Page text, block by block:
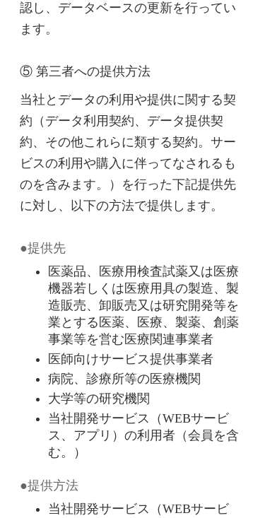
認し、データベースの更新を行ってい
ます。
⑤ 第三者への提供方法
当社とデータの利用や提供に関する契
約（データ利用契約、データ提供契
約、その他これらに類する契約。サー
ビスの利用や購入に伴ってなされるも
のを含みます。）を行った下記提供先
に対し、以下の方法で提供します。
●提供先
医薬品、医療用検査試薬又は医療
機器若しくは医療用具の製造、製
造販売、卸販売又は研究開発等を
業とする医薬、医療、製薬、創薬
事業等を営む医療関連事業者
医師向けサービス提供事業者
病院、診療所等の医療機関
大学等の研究機関
当社開発サービス（WEBサービ
ス、アプリ）の利用者（会員を含
む。）
●提供方法
当社開発サービス（WEBサービ